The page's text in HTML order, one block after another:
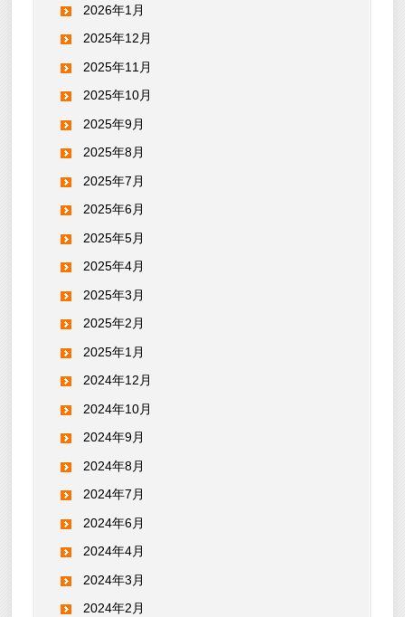
2026年1月
2025年12月
2025年11月
2025年10月
2025年9月
2025年8月
2025年7月
2025年6月
2025年5月
2025年4月
2025年3月
2025年2月
2025年1月
2024年12月
2024年10月
2024年9月
2024年8月
2024年7月
2024年6月
2024年4月
2024年3月
2024年2月